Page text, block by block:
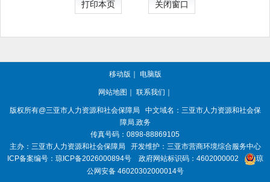
打印本页 关闭窗口
移动版 电脑版
网站地图 联系我们
版权所有@三亚市人力资源和社会保障局
中文域名：三亚市人力资源和社会保
障局.政务
传真号码：0898-88869105
主办：三亚市人力资源和社会保障局
开发维护：三亚市营商环境综合服务中心
ICP备案编号： 琼ICP备2026000894号 政府网站标识码： 4602000002
琼
公网安备 46020302000014号